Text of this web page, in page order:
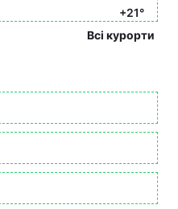
+21°
Всі курорти